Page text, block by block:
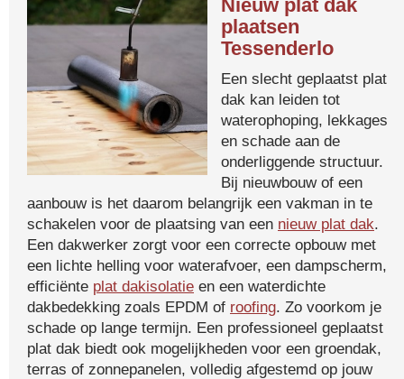
Nieuw plat dak
plaatsen
Tessenderlo
Een slecht geplaatst plat
dak kan leiden tot
waterophoping, lekkages
en schade aan de
onderliggende structuur.
Bij nieuwbouw of een
aanbouw is het daarom belangrijk een vakman in te
schakelen voor de plaatsing van een nieuw plat dak.
Een dakwerker zorgt voor een correcte opbouw met
een lichte helling voor waterafvoer, een dampscherm,
efficiënte plat dakisolatie en een waterdichte
dakbedekking zoals EPDM of roofing. Zo voorkom je
schade op lange termijn. Een professioneel geplaatst
plat dak biedt ook mogelijkheden voor een groendak,
terras of zonnepanelen, volledig afgestemd op jouw